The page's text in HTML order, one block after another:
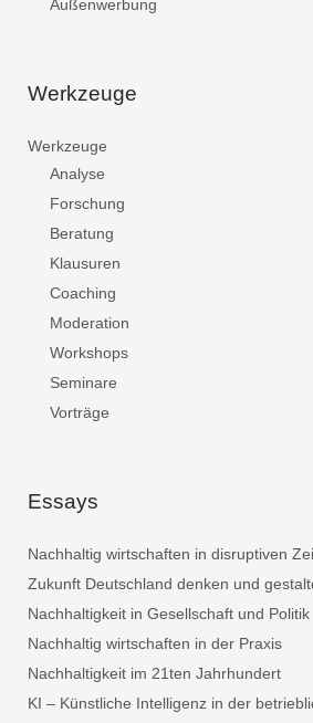
Außenwerbung
Werkzeuge
Werkzeuge
Analyse
Forschung
Beratung
Klausuren
Coaching
Moderation
Workshops
Seminare
Vorträge
Essays
Nachhaltig wirtschaften in disruptiven
Zukunft Deutschland denken und
Nachhaltigkeit in Gesellschaft und Politik
Nachhaltig wirtschaften in der Praxis
Nachhaltigkeit im 21ten Jahrhundert
KI – Künstliche Intelligenz in der